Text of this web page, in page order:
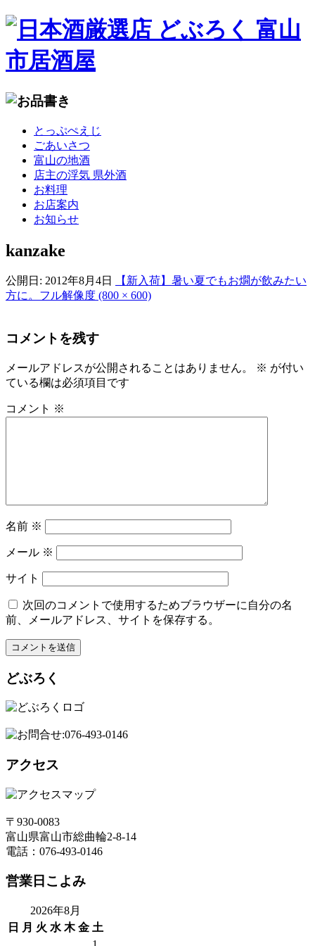
とっぷぺえじ
ごあいさつ
富山の地酒
店主の浮気 県外酒
お料理
お店案内
お知らせ
kanzake
公開日: 2012年8月4日
【新入荷】暑い夏でもお燗が飲みたい
方に。 フル解像度 (800 × 600)
コメントを残す
メールアドレスが公開されることはありません。 ※ が付い
ている欄は必須項目です
コメント ※
名前 ※
メール ※
サイト
次回のコメントで使用するためブラウザーに自分の名
前、メールアドレス、サイトを保存する。
どぶろく
アクセス
〒930-0083
富山県富山市総曲輪2-8-14
電話：076-493-0146
営業日こよみ
2026年8月
日
月 火 水 木 金 土